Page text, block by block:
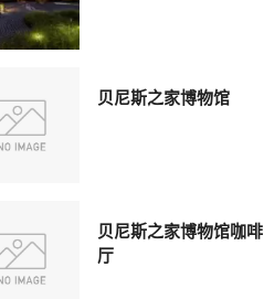
贝尼斯之家博物馆
贝尼斯之家博物馆咖啡
厅